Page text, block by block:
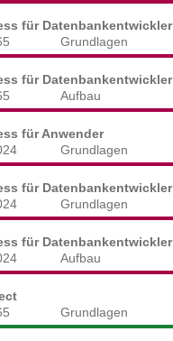
für Datenbankentwickler
Grundlagen
für Datenbankentwickler
Aufbau
für Anwender
Grundlagen
für Datenbankentwickler
Grundlagen
für Datenbankentwickler
Aufbau
Grundlagen